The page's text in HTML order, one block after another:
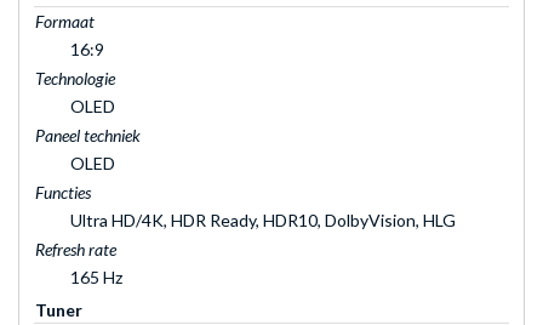
Formaat
16:9
Technologie
OLED
Paneel techniek
OLED
Functies
Ultra HD/4K, HDR Ready, HDR10, DolbyVision, HLG
Refresh rate
165 Hz
Tuner